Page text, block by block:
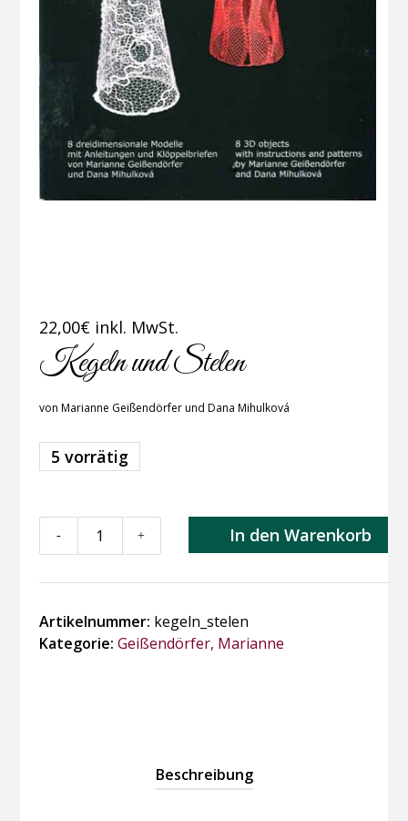
22,00€ inkl. MwSt.
Kegeln und Stelen
von Marianne Geißendörfer und Dana Mihulková
5 vorrätig
und
- + In den Warenkorb
Artikelnummer: kegeln_stelen
Kategorie: Geißendörfer, Marianne
Beschreibung